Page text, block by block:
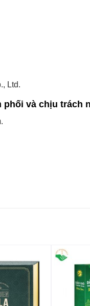
Ltd.
và chịu trách